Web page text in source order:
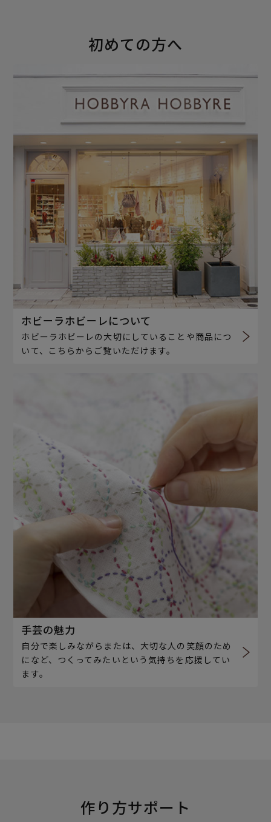
初めての方へ
ホビーラホビーレについて
ホビーラホビーレの大切にしていることや商品につ
いて、こちらからご覧いただけます。
手芸の魅力
自分で楽しみながらまたは、大切な人の笑顔のため
になど、つくってみたいという気持ちを応援してい
ます。
作り方サポート